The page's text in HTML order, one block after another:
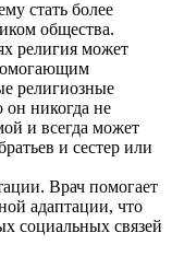
стать более
общества.
религия может
религиозные
он никогда не
и всегда может
и сестер или
Врач помогает
адаптации, что
социальных связей